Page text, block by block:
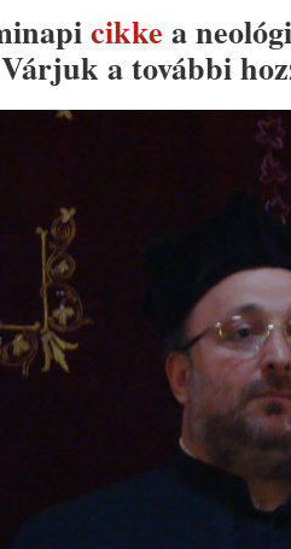
cikke a
a további